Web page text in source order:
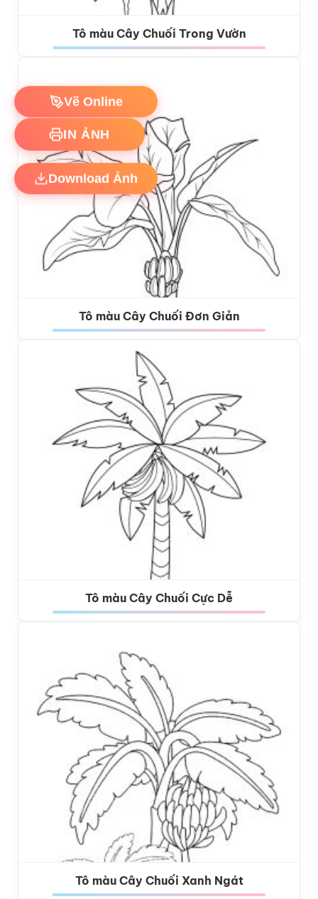
Tô màu Cây Chuối Trong Vườn
Tô màu Cây Chuối Đơn Giản
Tô màu Cây Chuối Cực Dễ
Tô màu Cây Chuối Xanh Ngát
Vẽ Online
IN ẢNH
Download Ảnh